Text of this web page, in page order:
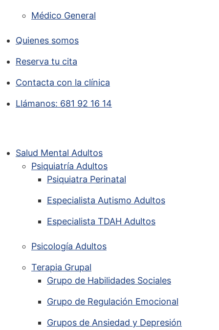
Médico General
Quienes somos
Reserva tu cita
Contacta con la clínica
Llámanos: 681 92 16 14
Salud Mental Adultos
Psiquiatría Adultos
Psiquiatra Perinatal
Especialista Autismo Adultos
Especialista TDAH Adultos
Psicología Adultos
Terapia Grupal
Grupo de Habilidades Sociales
Grupo de Regulación Emocional
Grupos de Ansiedad y Depresión